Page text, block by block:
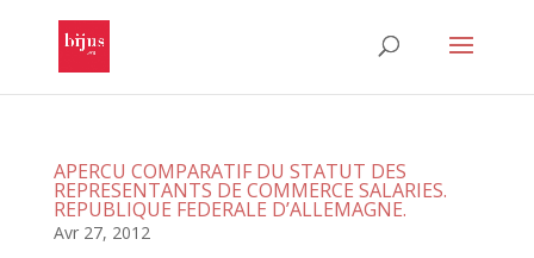
APERCU COMPARATIF DU STATUT DES
REPRESENTANTS DE COMMERCE SALARIES.
REPUBLIQUE FEDERALE D’ALLEMAGNE.
Avr 27, 2012